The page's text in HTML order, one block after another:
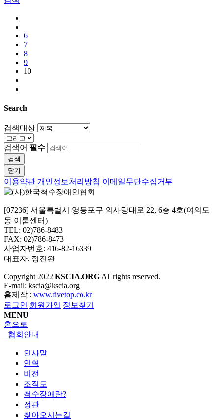
6
7
8
9
10
Search
검색대상
검색어 필수
검색
닫기
이용약관 개인정보처리방침 이메일무단수집거부
[07236] 서울특별시 영등포구 의사당대로 22, 6층 4호(여의도
동 이룸센터)
TEL: 02)786-8483
FAX: 02)786-8473
사업자번호: 416-82-16339
대표자: 정진완
Copyright 2022 KSCIA.ORG All rights reserved.
E-mail: kscia@kscia.org
홈제작 : www.fivetop.co.kr
로그인 회원가입 정보찾기
MENU
홈으로
협회안내
인사말
연혁
비전
조직도
척수장애란?
정관
찾아오시는길